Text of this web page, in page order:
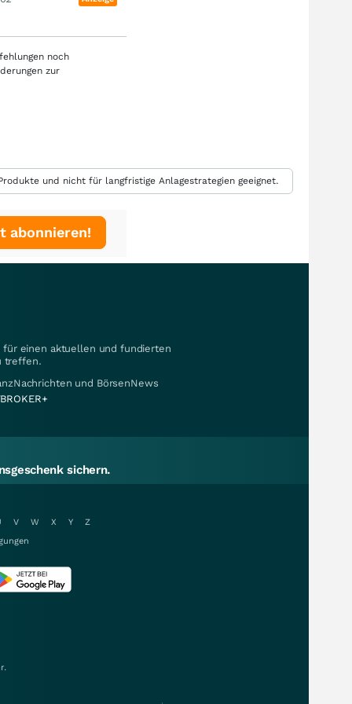
noch
zur
und nicht für langfristige Anlagestrategien geeignet.
abonnieren!
für einen aktuellen und fundierten
treffen.
und BörsenNews
sichern.
V W X Y
Z